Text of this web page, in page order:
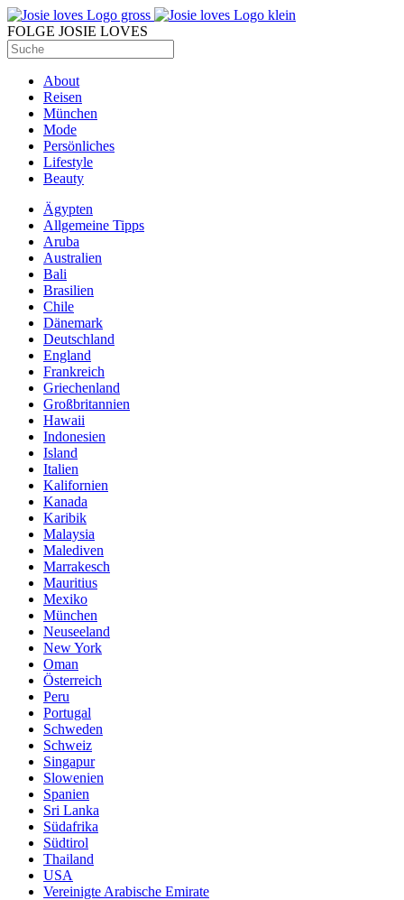
FOLGE JOSIE LOVES
About
Reisen
München
Mode
Persönliches
Lifestyle
Beauty
Ägypten
Allgemeine Tipps
Aruba
Australien
Bali
Brasilien
Chile
Dänemark
Deutschland
England
Frankreich
Griechenland
Großbritannien
Hawaii
Indonesien
Island
Italien
Kalifornien
Kanada
Karibik
Malaysia
Malediven
Marrakesch
Mauritius
Mexiko
München
Neuseeland
New York
Oman
Österreich
Peru
Portugal
Schweden
Schweiz
Singapur
Slowenien
Spanien
Sri Lanka
Südafrika
Südtirol
Thailand
USA
Vereinigte Arabische Emirate